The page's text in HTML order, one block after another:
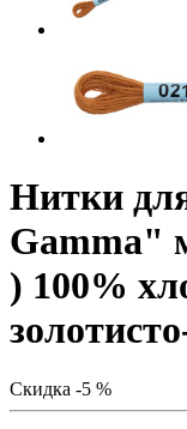
Нитки
Gamma"
) 100%
Скидка -5 %